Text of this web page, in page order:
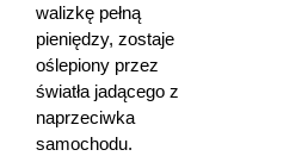
walizkę pełną
pieniędzy, zostaje
oślepiony przez
światła jadącego z
naprzeciwka
samochodu.